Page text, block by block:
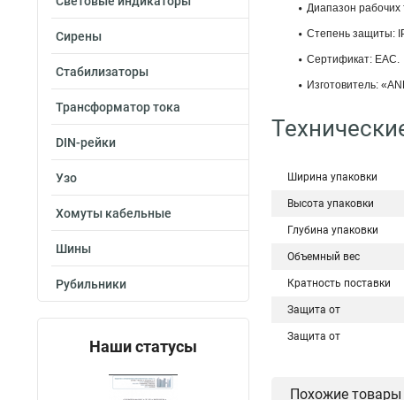
Сирены
Стабилизаторы
Трансформатор тока
DIN-рейки
Узо
Хомуты кабельные
Шины
Рубильники
Наши статусы
Диапазон рабочих
Степень защиты:
Сертификат: ЕАС.
Изготовитель:
Ширина упаковки
Высота упаковки
Глубина упаковки
Объемный вес
Кратность поставки
Защита от
Защита от
Похожие товары